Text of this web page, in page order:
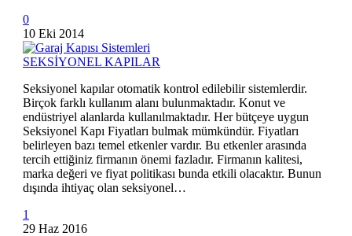
0
10 Eki 2014
SEKSİYONEL KAPILAR
Seksiyonel kapılar otomatik kontrol edilebilir sistemlerdir.
Birçok farklı kullanım alanı bulunmaktadır. Konut ve
endüstriyel alanlarda kullanılmaktadır. Her bütçeye uygun
Seksiyonel Kapı Fiyatları bulmak mümkündür. Fiyatları
belirleyen bazı temel etkenler vardır. Bu etkenler arasında
tercih ettiğiniz firmanın önemi fazladır. Firmanın kalitesi,
marka değeri ve fiyat politikası bunda etkili olacaktır. Bunun
dışında ihtiyaç olan seksiyonel…
1
29 Haz 2016